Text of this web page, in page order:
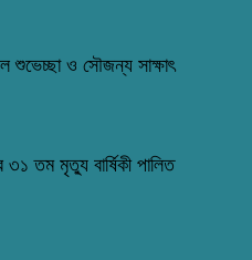
শুভেচ্ছা ও সৌজন্য সাক্ষাৎ
৩১ তম মৃত্যু বার্ষিকী পালিত